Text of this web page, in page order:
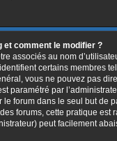
et comment le modifier ?
associés au nom
certains membres
vous ne pouvez pas
paramétré par
le forum dans le seul but de
forums, cette pratique est
peut facilement